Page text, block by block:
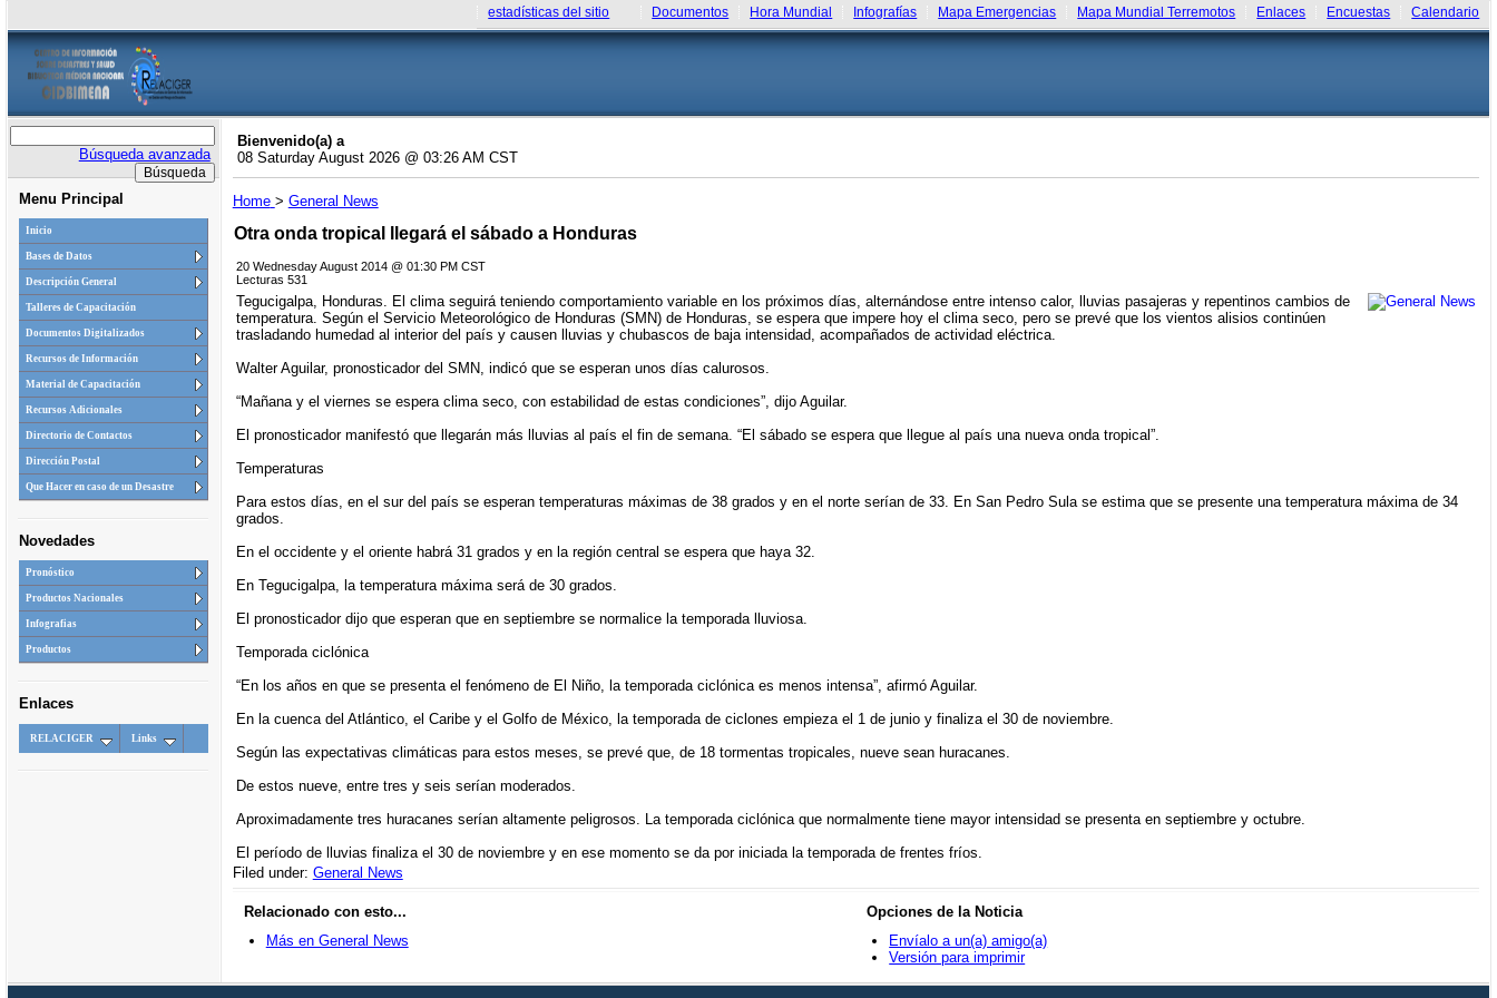
estadísticas del sitio Documentos Hora Mundial Infografías Mapa Emergencias Mapa Mundial Terremotos Enlaces Encuestas Calendario
Búsqueda avanzada
Menu Principal
Inicio
Bases de Datos
Descripción General
Talleres de Capacitación
Documentos Digitalizados
Recursos de Información
Material de Capacitación
Recursos Adicionales
Directorio de Contactos
Dirección Postal
Que Hacer en caso de un Desastre
Novedades
Pronóstico
Productos Nacionales
Infografias
Productos
Enlaces
RELACIGER Links
Bienvenido(a) a
08 Saturday August 2026 @ 03:26 AM CST
Home > General News
Otra onda tropical llegará el sábado a Honduras
20 Wednesday August 2014 @ 01:30 PM CST
Lecturas 531
Tegucigalpa, Honduras. El clima seguirá teniendo comportamiento variable en los próximos días, alternándose entre intenso calor, lluvias pasajeras y repentinos cambios de
temperatura. Según el Servicio Meteorológico de Honduras (SMN) de Honduras, se espera que impere hoy el clima seco, pero se prevé que los vientos alisios continúen
trasladando humedad al interior del país y causen lluvias y chubascos de baja intensidad, acompañados de actividad eléctrica.
Walter Aguilar, pronosticador del SMN, indicó que se esperan unos días calurosos.
“Mañana y el viernes se espera clima seco, con estabilidad de estas condiciones”, dijo Aguilar.
El pronosticador manifestó que llegarán más lluvias al país el fin de semana. “El sábado se espera que llegue al país una nueva onda tropical”.
Temperaturas
Para estos días, en el sur del país se esperan temperaturas máximas de 38 grados y en el norte serían de 33. En San Pedro Sula se estima que se presente una temperatura máxima de 34
grados.
En el occidente y el oriente habrá 31 grados y en la región central se espera que haya 32.
En Tegucigalpa, la temperatura máxima será de 30 grados.
El pronosticador dijo que esperan que en septiembre se normalice la temporada lluviosa.
Temporada ciclónica
“En los años en que se presenta el fenómeno de El Niño, la temporada ciclónica es menos intensa”, afirmó Aguilar.
En la cuenca del Atlántico, el Caribe y el Golfo de México, la temporada de ciclones empieza el 1 de junio y finaliza el 30 de noviembre.
Según las expectativas climáticas para estos meses, se prevé que, de 18 tormentas tropicales, nueve sean huracanes.
De estos nueve, entre tres y seis serían moderados.
Aproximadamente tres huracanes serían altamente peligrosos. La temporada ciclónica que normalmente tiene mayor intensidad se presenta en septiembre y octubre.
El período de lluvias finaliza el 30 de noviembre y en ese momento se da por iniciada la temporada de frentes fríos.
Filed under: General News
Relacionado con esto...
Más en General News
Opciones de la Noticia
Envíalo a un(a) amigo(a)
Versión para imprimir